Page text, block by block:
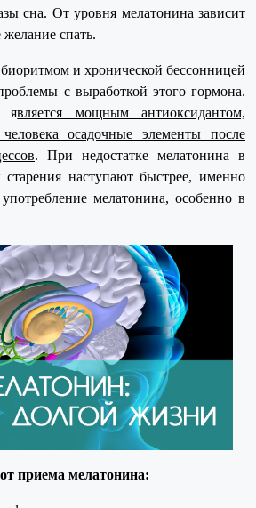
сна. От уровня мелатонина зависит
желание спать.
и хронической бессонницей
с выработкой этого гормона.
является мощным антиоксидантом,
осадочные элементы после
. При недостатке мелатонина в
старения наступают быстрее, именно
мелатонина, особенно в
приема мелатонина: